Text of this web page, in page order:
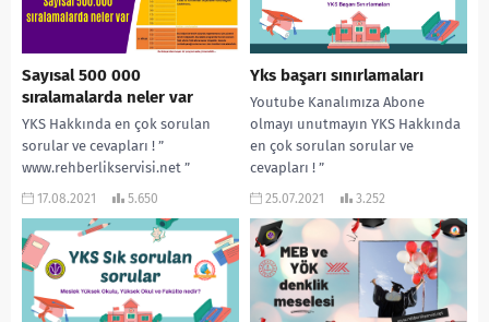
Sayısal 500 000
sıralamalarda neler var
YKS Hakkında en çok sorulan
sorular ve cevapları ! ”
www.rehberlikservisi.net ”
adresinden daha çok bilgiye
17.08.2021 5.650
Yks başarı sınırlamaları
Youtube Kanalımıza Abone
olmayı unutmayın YKS Hakkında
en çok sorulan sorular ve
cevapları ! ”
www.rehberlikservisi.net ”
25.07.2021 3.252